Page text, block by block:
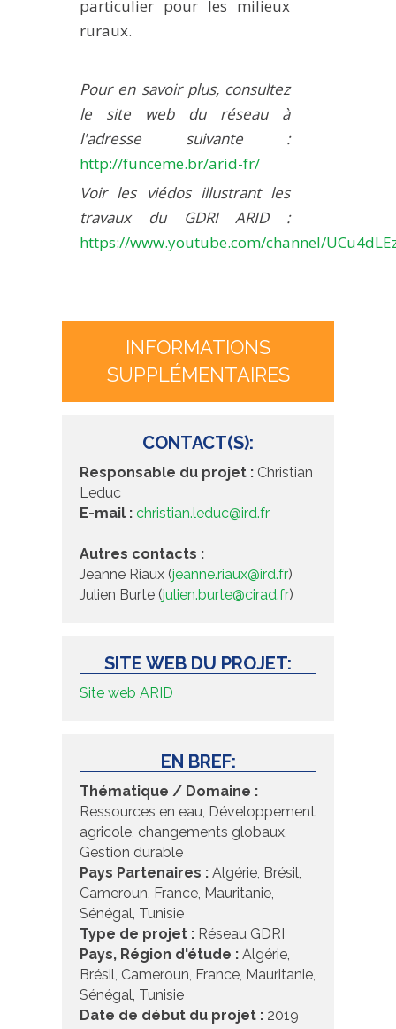
particulier pour les milieux
ruraux.
Pour en savoir plus, consultez
le site web du réseau à
l'adresse suivante :
http://funceme.br/arid-fr/
Voir les viédos illustrant les
travaux du GDRI ARID :
https://www.youtube.com/channel/
INFORMATIONS
SUPPLÉMENTAIRES
CONTACT(S):
Responsable du projet : Christian
Leduc
E-mail : christian.leduc@ird.fr
Autres contacts :
Jeanne Riaux (jeanne.riaux@ird.fr)
Julien Burte (julien.burte@cirad.fr)
SITE WEB DU PROJET:
Site web ARID
EN BREF:
Thématique / Domaine :
Ressources en eau, Développement
agricole, changements globaux,
Gestion durable
Pays Partenaires : Algérie, Brésil,
Cameroun, France, Mauritanie,
Sénégal, Tunisie
Type de projet : Réseau GDRI
Pays, Région d'étude : Algérie,
Brésil, Cameroun, France, Mauritanie,
Sénégal, Tunisie
Date de début du projet : 2019